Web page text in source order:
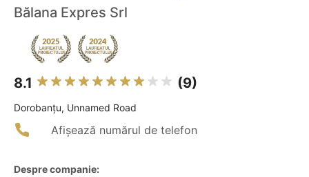
Bălana Expres Srl
8.1 (9)
Dorobanţu, Unnamed Road
Afișează numărul de telefon
Despre companie: